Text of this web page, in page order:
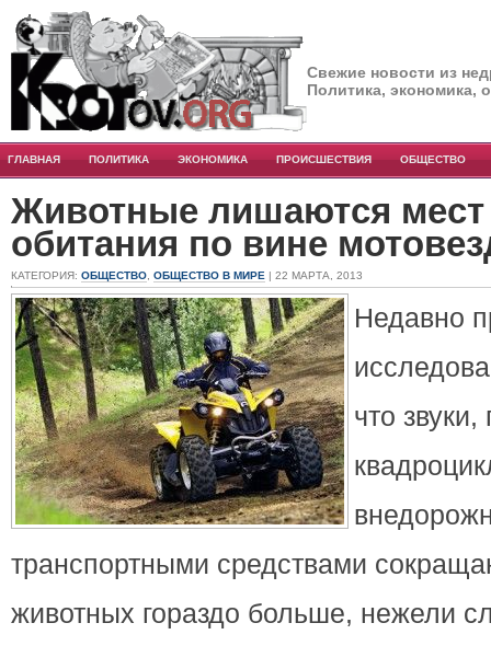
Свежие новости из
Политика, экономика,
ГЛАВНАЯ ПОЛИТИКА ЭКОНОМИКА ПРОИСШЕСТВИЯ ОБЩЕСТВО
Животные лишаются мест
обитания по вине
КАТЕГОРИЯ: ОБЩЕСТВО ОБЩЕСТВО В МИРЕ | 22 МАРТА, 2013
Недавно
что
транспортными средствами
животных гораздо больше, нежели